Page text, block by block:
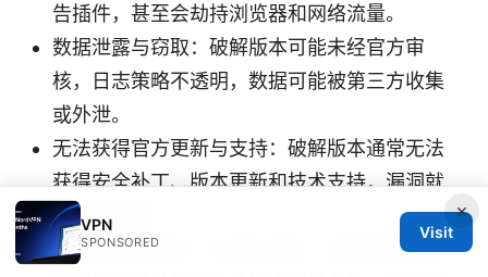
告插件，甚至会劫持浏览器和网络流量。
数据泄露与窃取：破解版本可能未经官方审
核，日志策略不透明，数据可能被第三方收集
或外泄。
无法获得官方更新与支持：破解版本通常无法
获得安全补丁、版本更新和技术支持，漏洞就
会长期暴露。
法律与合规风险：在某些地区，使用或传播破
×
VPN
SPONSORED
Visit